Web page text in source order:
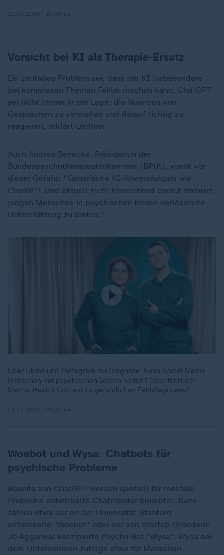
Vorsicht bei KI als Therapie-Ersatz
Ein zentrales Problem sei, dass die KI insbesondere
bei komplexen Themen Fehler machen kann. ChatGPT
sei nicht immer in der Lage, die Nuancen von
Gesprächen zu verstehen und darauf richtig zu
reagieren, erklärt Löchner.
Auch Andrea Benecke, Präsidentin der
Bundespsychotherapeutenkammer (BPtK), warnt vor
dieser Gefahr: "Generische KI-Anwendungen wie
ChatGPT sind aktuell nicht hinreichend darauf trainiert,
jungen Menschen in psychischen Krisen verlässliche
Unterstützung zu bieten."
Über TikTok und Instagram zur Diagnose: Kann Social Media
Menschen mit psychischen Leiden helfen? Oder führt der
Mental-Health-Content zu gefährlichen Fehldiagnosen?
Woebot und Wysa: Chatbots für
psychische Probleme
Abseits von ChatGPT werden speziell für mentale
Probleme entwickelte Chatroboter beliebter. Dazu
zählen etwa der an der Universität Stanford
entwickelte "Woebot" oder der von Startup-Gründerin
Jo Aggarwal konzipierte Psycho-Bot "Wysa". Wysa sei
dem Unternehmen zufolge etwa für Menschen